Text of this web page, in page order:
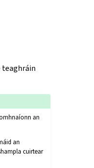
teaghráin
an
an
cuirtear